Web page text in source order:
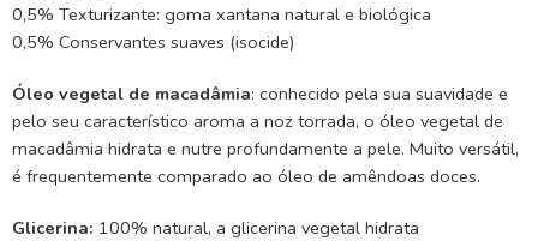
0,5% Texturizante: goma xantana natural e biológica
0,5% Conservantes suaves (isocide)
Óleo vegetal de macadâmia: conhecido pela sua suavidade e
pelo seu característico aroma a noz torrada, o óleo vegetal de
macadâmia hidrata e nutre profundamente a pele. Muito versátil,
é frequentemente comparado ao óleo de amêndoas doces.
Glicerina: 100% natural, a glicerina vegetal hidrata